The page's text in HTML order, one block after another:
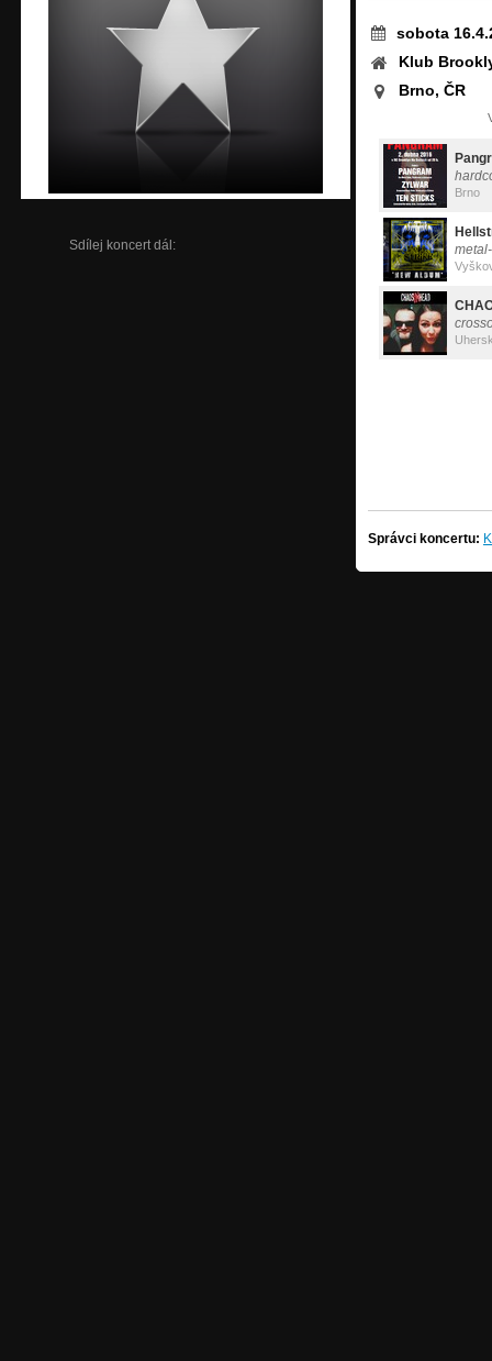
Sdílej koncert dál:
sobota
Klub
Brno, ČR
Brno
Správci koncertu: